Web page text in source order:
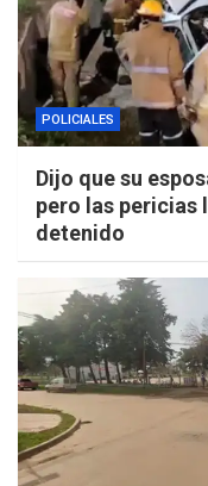
POLICIALES
Dijo que su
pero las pericias
detenido